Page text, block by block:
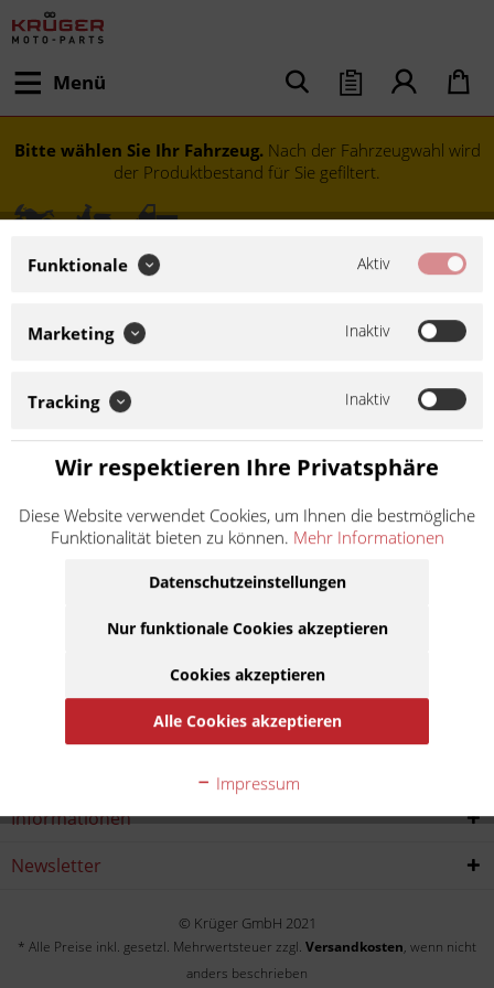
Menü
Bitte wählen Sie Ihr Fahrzeug. Nach der Fahrzeugwahl wird
der Produktbestand für Sie gefiltert.
KLR 650 KL650A
Informationen
Newsletter
© Krüger GmbH 2021
* Alle Preise inkl. gesetzl. Mehrwertsteuer zzgl. Versandkosten, wenn nicht
anders beschrieben
Funktionale Aktiv
Marketing Inaktiv
Tracking Inaktiv
Wir respektieren Ihre Privatsphäre
Diese Website verwendet Cookies, um Ihnen die bestmögliche
Funktionalität bieten zu können. Mehr Informationen
Datenschutzeinstellungen
Nur funktionale Cookies akzeptieren
Cookies akzeptieren
Alle Cookies akzeptieren
Impressum